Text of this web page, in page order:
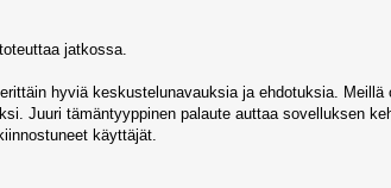
jatkossa.
hyviä keskustelunavauksia ja ehdotuksia.
Juuri tämäntyyppinen palaute auttaa sovelluksen
käyttäjät.